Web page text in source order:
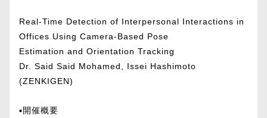
Real-Time Detection of Interpersonal Interactions in
Offices Using Camera-Based Pose
Estimation and Orientation Tracking
Dr. Said Said Mohamed, Issei Hashimoto
(ZENKIGEN)
▪️開催概要